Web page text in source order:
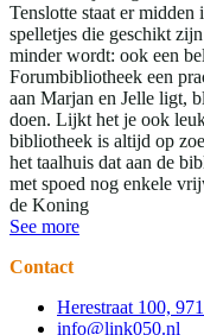
Tenslotte staat er midden
spelletjes die geschikt
minder wordt: ook een
Forumbibliotheek een
aan Marjan en Jelle ligt,
doen. Lijkt het je ook
bibliotheek is altijd op
het taalhuis dat aan de
met spoed nog enkele
de Koning
See more
Contact
Herestraat 100,
info@link050.nl